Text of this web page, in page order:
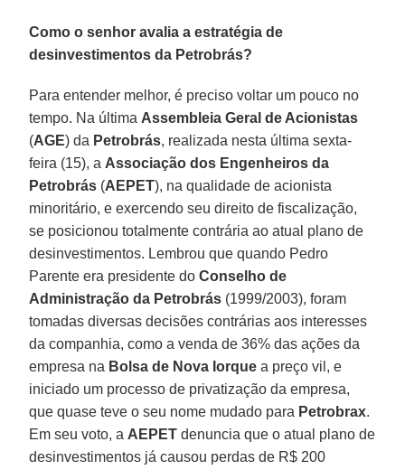
Como o senhor avalia a estratégia de
desinvestimentos da Petrobrás?
Para entender melhor, é preciso voltar um pouco no
tempo. Na última Assembleia Geral de Acionistas
(AGE) da Petrobrás, realizada nesta última sexta-
feira (15), a Associação dos Engenheiros da
Petrobrás (AEPET), na qualidade de acionista
minoritário, e exercendo seu direito de fiscalização,
se posicionou totalmente contrária ao atual plano de
desinvestimentos. Lembrou que quando Pedro
Parente era presidente doConselho de
Administração da Petrobrás (1999/2003), foram
tomadas diversas decisões contrárias aos interesses
da companhia, como a venda de 36% das ações da
empresa na Bolsa de Nova Iorque a preço vil, e
iniciado um processo de privatização da empresa,
que quase teve o seu nome mudado para Petrobrax.
Em seu voto, a AEPET denuncia que o atual plano de
desinvestimentos já causou perdas de R$ 200